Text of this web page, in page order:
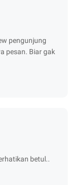
pengunjung
pesan. Biar gak
betul..